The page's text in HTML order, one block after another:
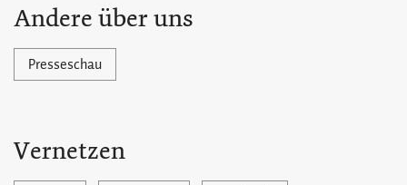
Andere über uns
Presseschau
Vernetzen